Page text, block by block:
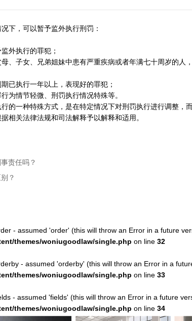
下，可以暂予监外执行刑罚：
外执行的罪犯；
、子女、兄弟姐妹中患有严重疾病或者年满七十周岁的人
已执行一年以上，表现好的罪犯；
为情节轻微、刑罚执行情况特殊等。
的一种特殊方式，是在特定情况下对刑罚执行进行调整，
相关法律法规和司法解释予以解释和适用。
责任吗？
？
- assumed 'order' (this will throw an Error in a future
themes/woniugoodlaw/single.php on line 32
- assumed 'orderby' (this will throw an Error in a
themes/woniugoodlaw/single.php on line 33
- assumed 'fields' (this will throw an Error in a future
themes/woniugoodlaw/single.php on line 34